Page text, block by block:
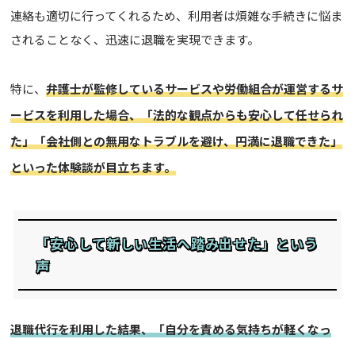
連絡も適切に行ってくれるため、利用者は煩雑な手続きに悩ま
されることなく、迅速に退職を実現できます。
特に、弁護士が監修しているサービスや労働組合が運営するサ
ービスを利用した場合、「法的な観点からも安心して任せられ
た」「会社側との無用なトラブルを避け、円満に退職できた」
といった体験談が目立ちます。
「安心して新しい生活へ踏み出せた」という
声
退職代行を利用した結果、「自分を責める気持ちが軽くなっ